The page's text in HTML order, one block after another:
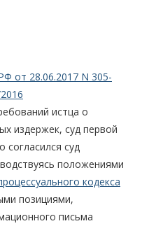
от 28.06.2017 N 305-
истца о
издержек, суд первой
согласился суд
положениями
кодекса
позициями,
письма